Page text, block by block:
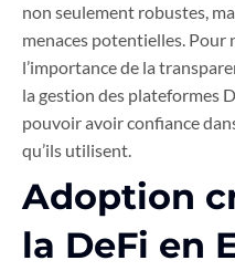
non seulement robustes,
menaces potentielles. Pour
l’importance de la
la gestion des plateformes
pouvoir avoir confiance
qu’ils utilisent.
Adoption
la DeFi en